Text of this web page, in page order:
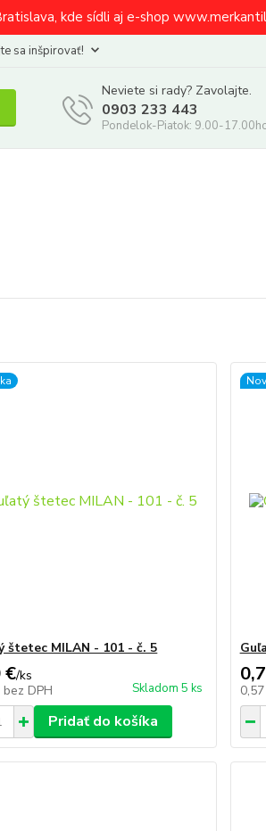
kde sídli aj e-shop
sa inšpirovať!
Neviete si rady? Zavolajte.
0903 233 443
Pondelok-Piatok: 9.00-
štetec MILAN - 101 - č. 5
€/ks
bez DPH Skladom 5 ks
Pridať do košíka